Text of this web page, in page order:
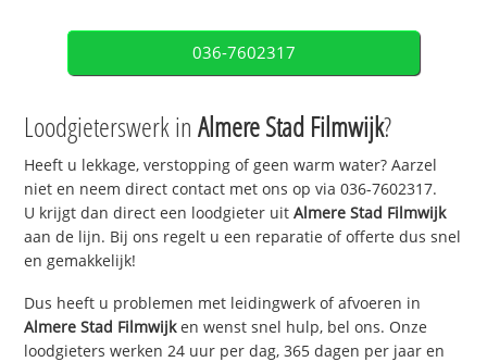
036-7602317
Loodgieterswerk inAlmere Stad Filmwijk?
Heeft u lekkage, verstopping of geen warm water? Aarzel
niet en neem direct contact met ons op via 036-7602317.
U krijgt dan direct een loodgieter uitAlmere Stad Filmwijk
aan de lijn. Bij ons regelt u een reparatie of offerte dus snel
en gemakkelijk!
Dus heeft u problemen met leidingwerk of afvoeren in
Almere Stad Filmwijken wenst snel hulp, bel ons. Onze
loodgieters werken 24 uur per dag, 365 dagen per jaar en